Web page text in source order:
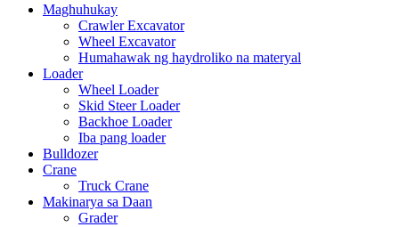
Maghuhukay
Crawler Excavator
Wheel Excavator
Humahawak ng haydroliko na materyal
Loader
Wheel Loader
Skid Steer Loader
Backhoe Loader
Iba pang loader
Bulldozer
Crane
Truck Crane
Makinarya sa Daan
Grader